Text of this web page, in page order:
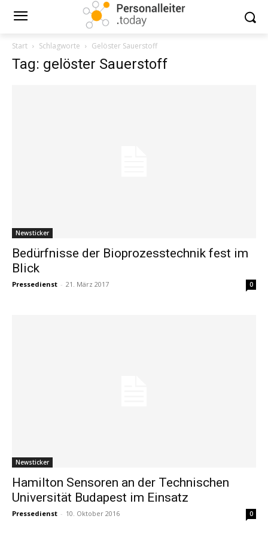
Start Schlagworte Gelöster Sauerstoff
Tag: gelöster Sauerstoff
Newsticker
Bedürfnisse der Bioprozesstechnik fest im
Blick
Pressedienst - 21. März 2017 0
Newsticker
Hamilton Sensoren an der Technischen
Universität Budapest im Einsatz
Pressedienst - 10. Oktober 2016 0